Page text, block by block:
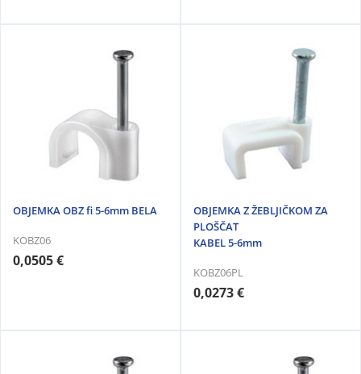
OBJEMKA OBZ fi 5-6mm BELA
KOBZ06
0,0505 €
OBJEMKA Z ŽEBLJIČKOM ZA
PLOŠČAT
KABEL 5-6mm
KOBZ06PL
0,0273 €